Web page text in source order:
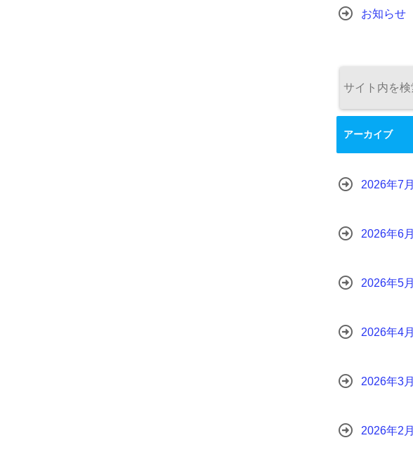
お知らせ
アーカイブ
2026年7月
2026年6月
2026年5月
2026年4月
2026年3月
2026年2月